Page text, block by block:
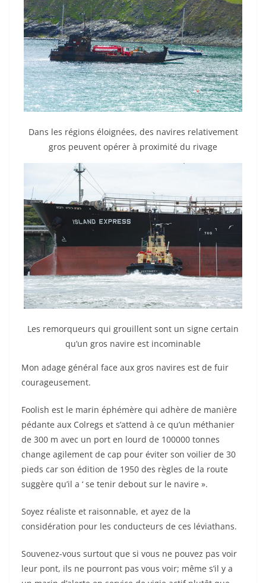
Dans les régions éloignées, des navires relativement
gros peuvent opérer à proximité du rivage
Les remorqueurs qui grouillent sont un signe certain
qu’un gros navire est incominable
Mon adage général face aux gros navires est de fuir
courageusement.
Foolish est le marin éphémère qui adhère de manière
pédante aux Colregs et s’attend à ce qu’un méthanier
de 300 m avec un port en lourd de 100000 tonnes
change agilement de cap pour éviter son voilier de 30
pieds car son édition de 1950 des règles de la route
suggère qu’il a ‘ se tenir debout sur le navire ».
Soyez réaliste et raisonnable, et ayez de la
considération pour les conducteurs de ces léviathans.
Souvenez-vous surtout que si vous ne pouvez pas voir
leur pont, ils ne pourront pas vous voir; même s’il y a